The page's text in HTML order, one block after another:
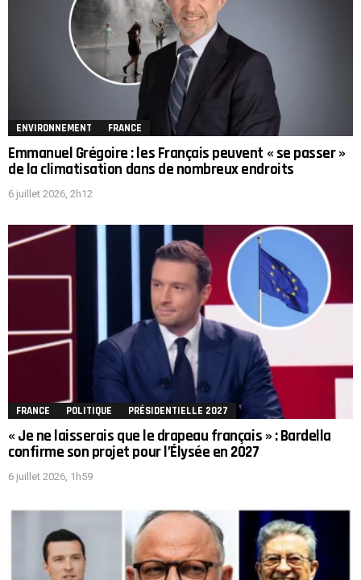
ENVIRONNEMENT FRANCE
Emmanuel Grégoire : les Français peuvent « se passer »
de la climatisation dans de nombreux endroits
6 juillet 2026, 2h12
FRANCE POLITIQUE PRÉSIDENTIELLE 2027
« Je ne laisserais que le drapeau français » : Bardella
confirme son projet pour l’Élysée en 2027
6 juillet 2026, 1h59